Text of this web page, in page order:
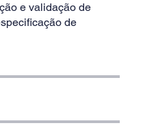
e validação de
de